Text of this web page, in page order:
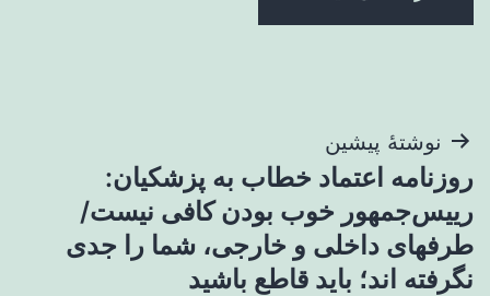
راهبری
نوشته
نوشتهٔ پیشین
روزنامه اعتماد خطاب به پزشکیان:
رییس‌جمهور خوب بودن کافی نیست/
طرفهای داخلی و خارجی، شما را جدی
نگرفته اند؛ باید قاطع باشید